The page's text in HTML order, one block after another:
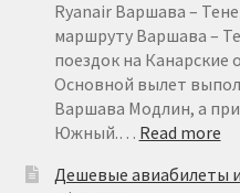
€
15
Ryanair Варшава –
маршруту Варшава –
поездок на Канарские
Основной вылет
Варшава Модлин, а
Южный.… Read more:
Дешевые авиабилеты